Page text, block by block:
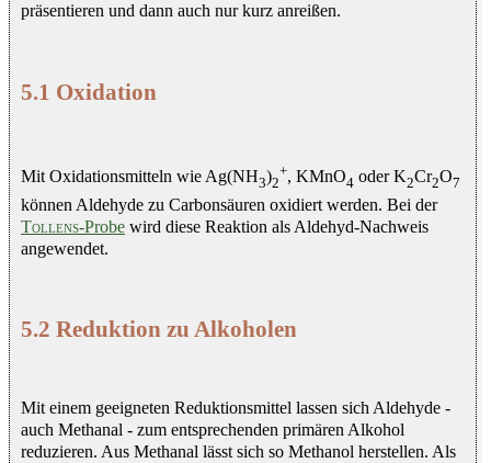
präsentieren und dann auch nur kurz anreißen.
5.1 Oxidation
Mit Oxidationsmitteln wie Ag(NH3)2
+, KMnO4 oder K2Cr2O7
können Aldehyde zu Carbonsäuren oxidiert werden. Bei der
Tollens-Probe wird diese Reaktion als Aldehyd-Nachweis
angewendet.
5.2 Reduktion zu Alkoholen
Mit einem geeigneten Reduktionsmittel lassen sich Aldehyde -
auch Methanal - zum entsprechenden primären Alkohol
reduzieren. Aus Methanal lässt sich so Methanol herstellen. Als